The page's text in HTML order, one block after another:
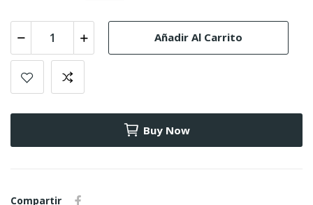
Añadir Al Carrito
Buy Now
Compartir